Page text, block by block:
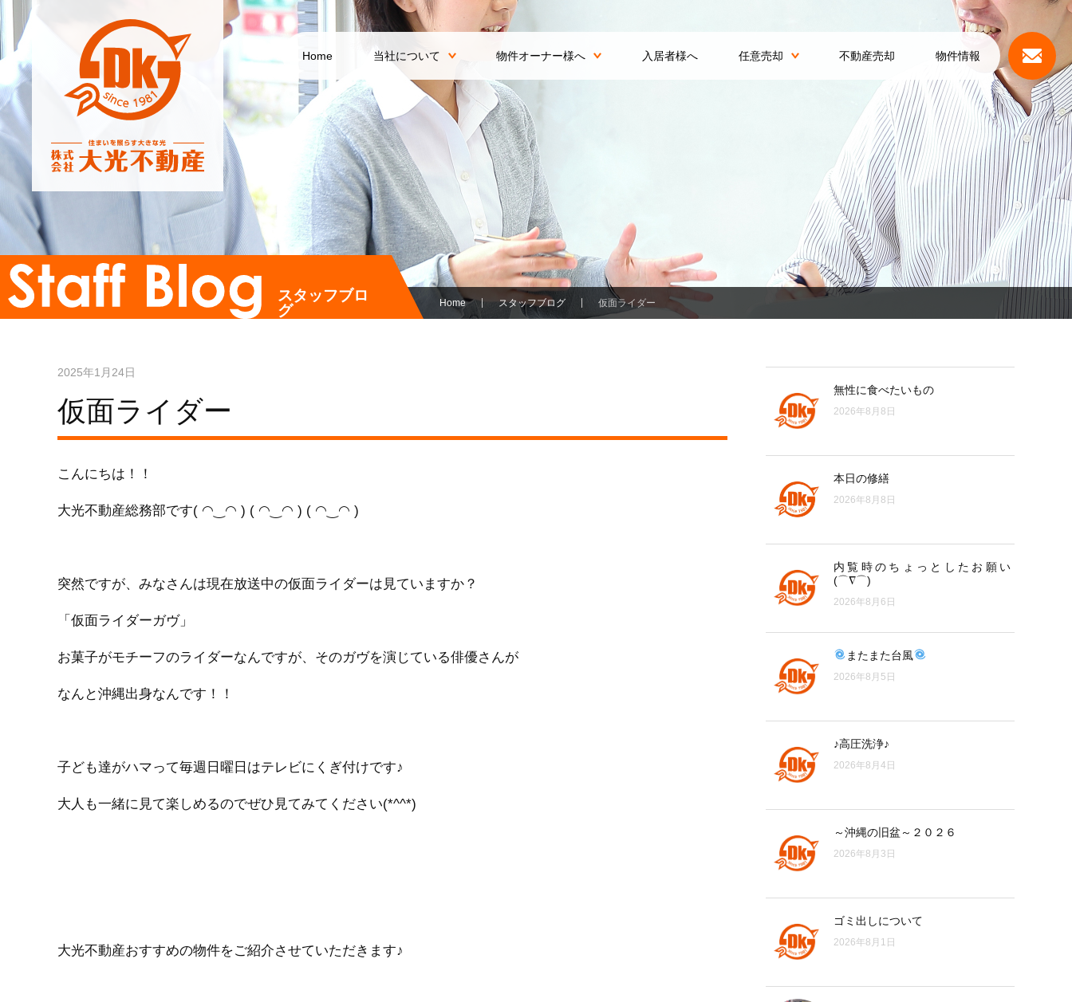
Home 当社について 物件オーナー様へ 入居者様へ 任意売却 不動産売却 物件情報
スタッフブロ
グ
Home スタッフブログ 仮面ライダー
2025年1月24日
仮面ライダー
こんにちは！！
大光不動産総務部です( ◠‿◠ ) ( ◠‿◠ ) ( ◠‿◠ )
突然ですが、みなさんは現在放送中の仮面ライダーは見ていますか？
「仮面ライダーガヴ」
お菓子がモチーフのライダーなんですが、そのガヴを演じている俳優さんが
なんと沖縄出身なんです！！
子ども達がハマって毎週日曜日はテレビにくぎ付けです♪
大人も一緒に見て楽しめるのでぜひ見てみてください(*^^*)
大光不動産おすすめの物件をご紹介させていただきます♪
無性に食べたいもの
2026年8月8日
本日の修繕
2026年8月8日
内覧時のちょっとしたお願い
(⌒∇⌒)
2026年8月6日
またまた台風
2026年8月5日
♪高圧洗浄♪
2026年8月4日
～沖縄の旧盆～２０２６
2026年8月3日
ゴミ出しについて
2026年8月1日